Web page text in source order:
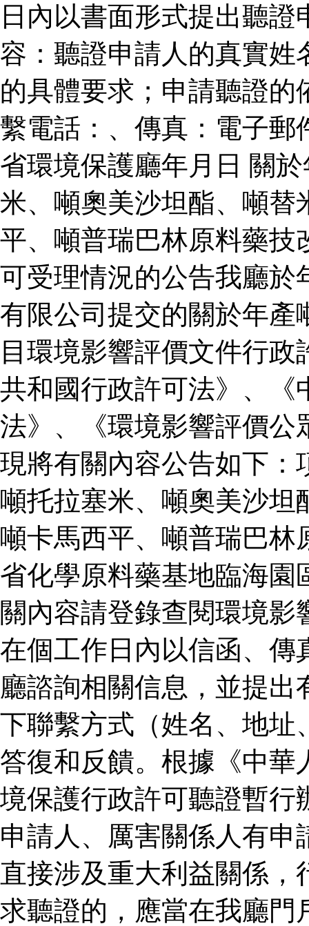
日內以書面形式提出聽
容：聽證申請人的真實姓
的具體要求；申請聽證
繫電話：、傳真：電子郵
省環境保護廳年月日 關
米、噸奧美沙坦酯、噸替
平、噸普瑞巴林原料藥技
可受理情況的公告我廳於
有限公司提交的關於年產
目環境影響評價文件行
共和國行政許可法》、《
法》、《環境影響評價公
現將有關內容公告如下：
噸托拉塞米、噸奧美沙坦
噸卡馬西平、噸普瑞巴林
省化學原料藥基地臨海園
關內容請登錄查閱環境
在個工作日內以信函、傳
廳諮詢相關信息，並提
下聯繫方式（姓名、地址
答復和反饋。根據《中華
境保護行政許可聽證暫行
申請人、厲害關係人有
直接涉及重大利益關係
求聽證的，應當在我廳門